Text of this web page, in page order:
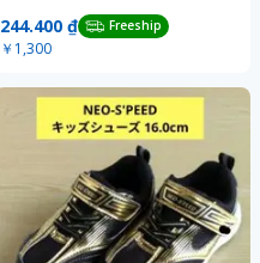
244.400 ₫ Freeship
￥1,300